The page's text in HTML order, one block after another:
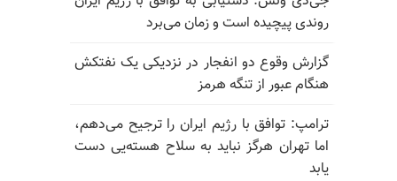
روندی پیچیده است و زمان می‌برد
گزارش وقوع دو انفجار در نزدیکی یک نفتکش
هنگام عبور از تنگه هرمز
ترامپ: توافق با رژیم ایران را ترجیح می‌دهم،
اما تهران هرگز نباید به سلاح هسته‌یی دست
یابد